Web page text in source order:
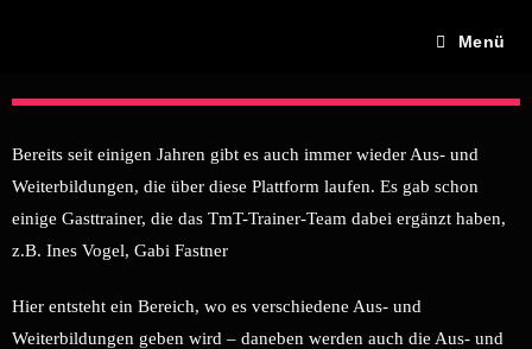
Menü
Bereits seit einigen Jahren gibt es auch immer wieder Aus- und
Weiterbildungen, die über diese Plattform laufen. Es gab schon
einige Gasttrainer, die das TmT-Trainer-Team dabei ergänzt haben,
z.B. Ines Vogel, Gabi Fastner
Hier entsteht ein Bereich, wo es verschiedene Aus- und
Weiterbildungen geben wird – daneben werden auch die Aus- und